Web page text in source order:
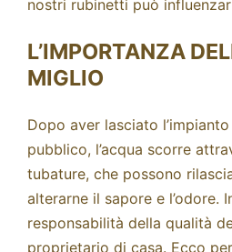
nostri rubinetti può
L’IMPORTANZA
MIGLIO
Dopo aver lasciato
pubblico, l’acqua scorre
tubature, che possono
alterarne il sapore e l’odore.
responsabilità della qualità
proprietario di casa. Ecco